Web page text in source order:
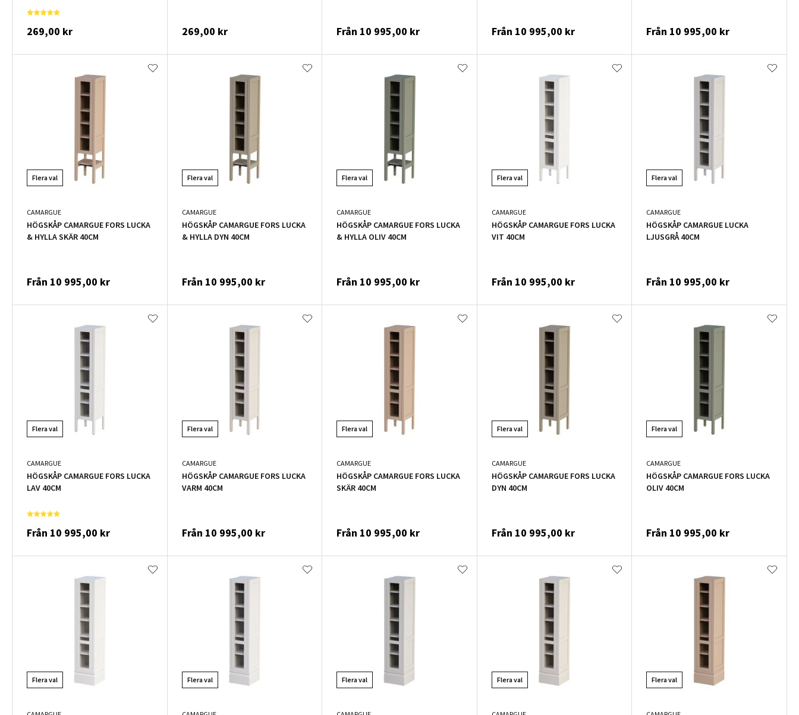
269,00 kr 269,00 kr Från 10 995,00 kr Från 10 995,00 kr Från 10 995,00 kr
Flera val
CAMARGUE
HÖGSKÅP CAMARGUE FORS LUCKA
& HYLLA SKÄR 40CM
Från 10 995,00 kr
Flera val
CAMARGUE
HÖGSKÅP CAMARGUE FORS LUCKA
& HYLLA DYN 40CM
Från 10 995,00 kr
Flera val
CAMARGUE
HÖGSKÅP CAMARGUE FORS LUCKA
& HYLLA OLIV 40CM
Från 10 995,00 kr
Flera val
CAMARGUE
HÖGSKÅP CAMARGUE FORS LUCKA
VIT 40CM
Från 10 995,00 kr
Flera val
CAMARGUE
HÖGSKÅP CAMARGUE LUCKA
LJUSGRÅ 40CM
Från 10 995,00 kr
Flera val
CAMARGUE
HÖGSKÅP CAMARGUE FORS LUCKA
LAV 40CM
Från 10 995,00 kr
Flera val
CAMARGUE
HÖGSKÅP CAMARGUE FORS LUCKA
VARM 40CM
Från 10 995,00 kr
Flera val
CAMARGUE
HÖGSKÅP CAMARGUE FORS LUCKA
SKÄR 40CM
Från 10 995,00 kr
Flera val
CAMARGUE
HÖGSKÅP CAMARGUE FORS LUCKA
DYN 40CM
Från 10 995,00 kr
Flera val
CAMARGUE
HÖGSKÅP CAMARGUE FORS LUCKA
OLIV 40CM
Från 10 995,00 kr
Flera val Flera val Flera val Flera val Flera val